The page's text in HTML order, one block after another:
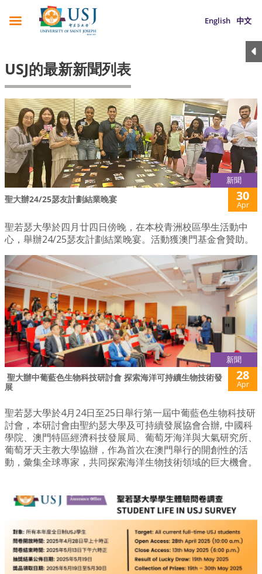
English 中文
USJ的最新新聞列表
新聞
聖大辦24/25瑟友計劃結業晚宴 30
Apr
聖若瑟大學於四月廿四日傍晚，在本校青洲校區學生活動中
心，舉辦24/25瑟友計劃結業晚宴。活動獲澳門基金會贊助。
新聞
​ 聖大辦中葡藍色生物科技研討會 探索海洋可持續生物技術發
展
28
Apr
聖若瑟大學於4月24日至25日舉行第一屆中葡藍色生物科技研
討會，本研討會由聖約瑟大學及可持續發展協會合辦, 中國科
學院、澳門特區經濟科技發展局、葡萄牙海洋與大氣研究所、
葡萄牙天主教大學協辦，作為首次在澳門舉行的開創性的活
動，彙集全球專家，共同探索海洋生物技術領域的巨大機會。